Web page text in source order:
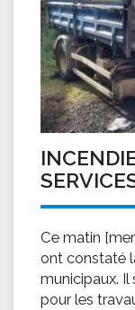
Ce matin
ont constaté
municipaux.
pour les